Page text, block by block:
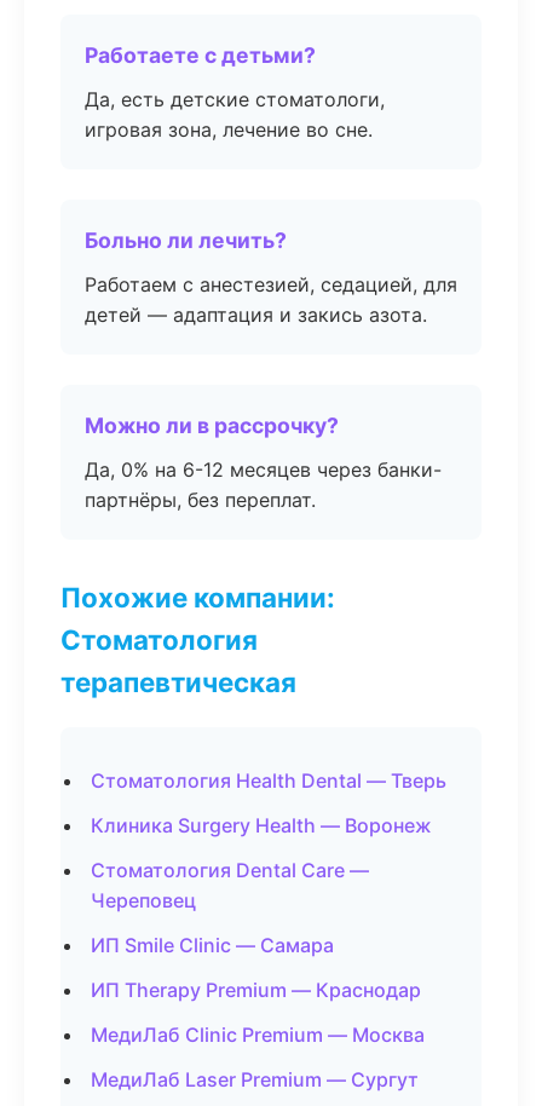
Работаете с детьми?
Да, есть детские стоматологи,
игровая зона, лечение во сне.
Больно ли лечить?
Работаем с анестезией, седацией, для
детей — адаптация и закись азота.
Можно ли в рассрочку?
Да, 0% на 6-12 месяцев через банки-
партнёры, без переплат.
Похожие компании:
Стоматология
терапевтическая
Стоматология Health Dental — Тверь
Клиника Surgery Health — Воронеж
Стоматология Dental Care —
Череповец
ИП Smile Clinic — Самара
ИП Therapy Premium — Краснодар
МедиЛаб Clinic Premium — Москва
МедиЛаб Laser Premium — Сургут